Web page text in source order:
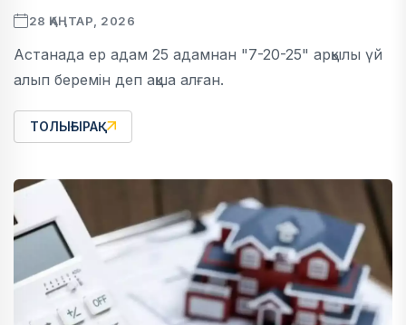
28 ҚАҢТАР, 2026
Астанада ер адам 25 адамнан "7-20-25" арқылы үй
алып беремін деп ақша алған.
ТОЛЫҒЫРАҚ